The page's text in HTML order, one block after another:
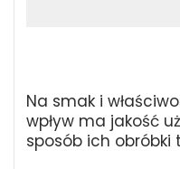
Na smak i
wpływ ma jakość
sposób ich obróbki